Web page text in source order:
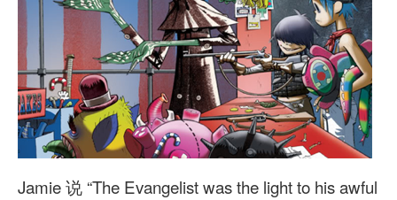
Jamie 说 “The Evangelist was the light to his awful